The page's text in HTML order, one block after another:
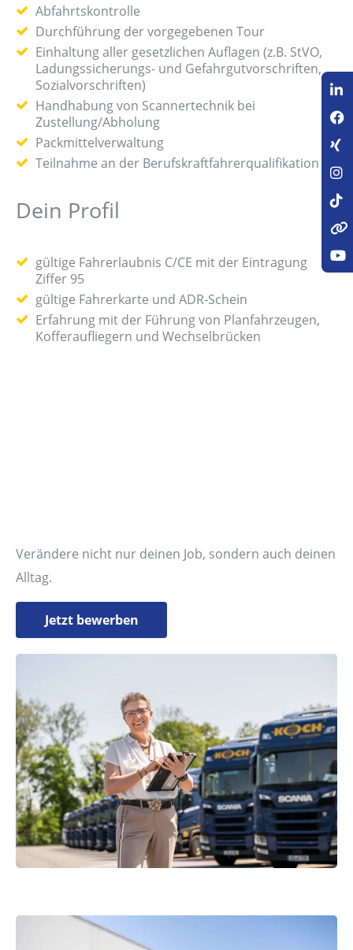
Abfahrtskontrolle
Durchführung der vorgegebenen Tour
Einhaltung aller gesetzlichen Auflagen (z.B. StVO,
Ladungssicherungs- und Gefahrgutvorschriften,
Sozialvorschriften)
Handhabung von Scannertechnik bei
Zustellung/Abholung
Packmittelverwaltung
Teilnahme an der Berufskraftfahrerqualifikation
Dein Profil
gültige Fahrerlaubnis C/CE mit der Eintragung
Ziffer 95
gültige Fahrerkarte und ADR-Schein
Erfahrung mit der Führung von Planfahrzeugen,
Kofferaufliegern und Wechselbrücken
Verändere nicht nur deinen Job, sondern auch deinen
Alltag.
Jetzt bewerben